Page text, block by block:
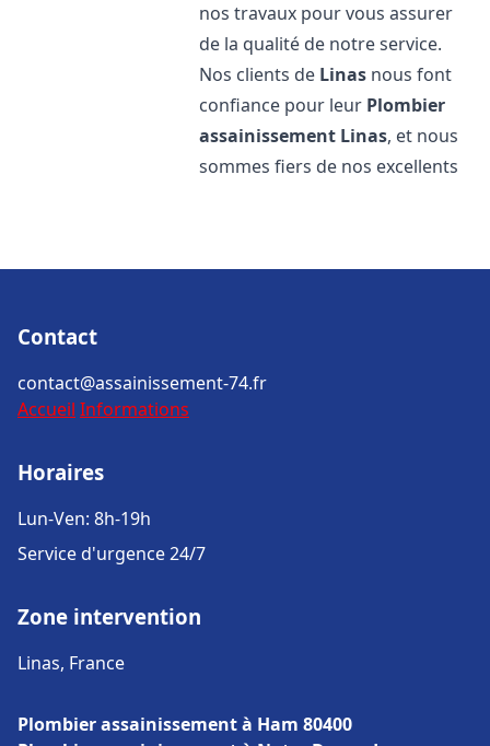
nos travaux pour vous assurer
de la qualité de notre service.
Nos clients de Linas nous font
confiance pour leur Plombier
assainissement Linas, et nous
sommes fiers de nos excellents
Contact
contact@assainissement-74.fr
Accueil Informations
Horaires
Lun-Ven: 8h-19h
Service d'urgence 24/7
Zone intervention
Linas, France
Plombier assainissement à Ham 80400